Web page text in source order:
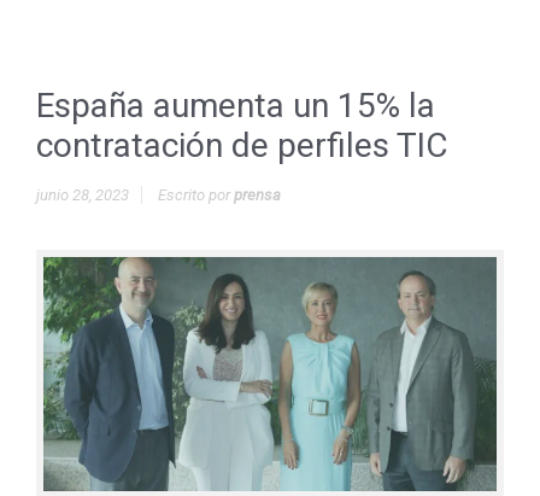
España aumenta un 15% la
contratación de perfiles TIC
junio 28, 2023 Escrito porprensa